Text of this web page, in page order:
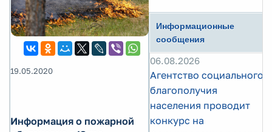
19.05.2020
Информация о пожарной
Информационные
сообщения
06.08.2026
Агентство социального
благополучия
населения проводит
конкурс на